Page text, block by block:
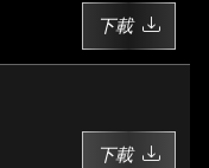
下載
下載